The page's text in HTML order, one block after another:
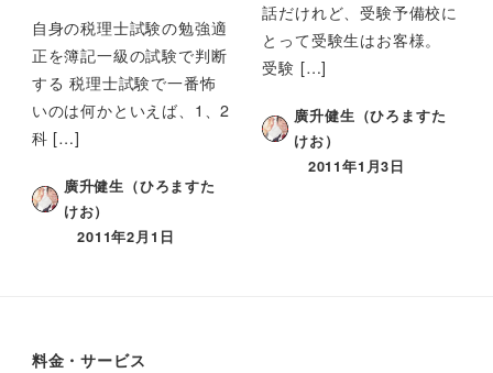
自身の税理士試験の勉強適
正を簿記一級の試験で判断
する 税理士試験で一番怖
いのは何かといえば、1、2
科 […]
廣升健生（ひろますた
けお）
2011年2月1日
話だけれど、受験予備校に
とって受験生はお客様。
受験 […]
廣升健生（ひろますた
けお）
2011年1月3日
料金・サービス